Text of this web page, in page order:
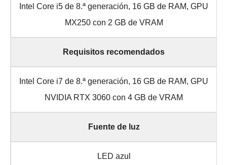
Intel Core i5 de 8.ª generación, 16 GB de RAM, GPU
MX250 con 2 GB de VRAM
Requisitos recomendados
Intel Core i7 de 8.ª generación, 16 GB de RAM, GPU
NVIDIA RTX 3060 con 4 GB de VRAM
Fuente de luz
LED azul